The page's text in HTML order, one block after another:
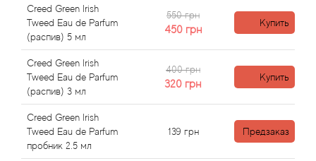
Creed Green Irish
Tweed Eau de Parfum
(распив) 5 мл
550 грн
450 грн
Купить
Creed Green Irish
Tweed Eau de Parfum
(распив) 3 мл
400 грн
320 грн
Купить
Creed Green Irish
Tweed Eau de Parfum
пробник 2.5 мл
139 грн Предзаказ
Antonia's Flowers
Antonio Banderas
Antonio Puig
Antonio Visconti
Aquolina